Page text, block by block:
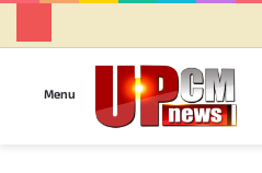
Menu